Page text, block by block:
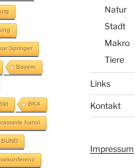
Springer
Bayern
BKA
hanoi
BUND
Natur
Stadt
Makro
Tiere
Links
Kontakt
Impressum